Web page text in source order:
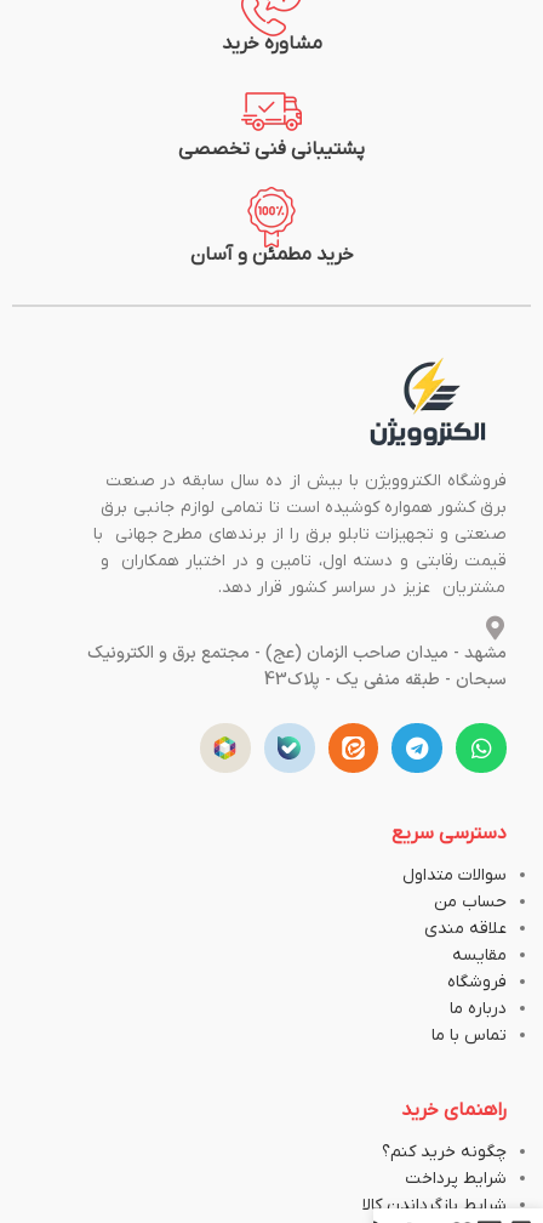
مشاوره خرید
پشتیبانی فنی تخصصی
خرید مطمئن و آسان
فروشگاه الکتروویژن با بیش از ده سال سابقه در صنعت
برق کشور همواره کوشیده است تا تمامی لوازم جانبی برق
صنعتی و تجهیزات تابلو برق را از برندهای مطرح جهانی با
قیمت رقابتی و دسته اول، تامین و در اختیار همکاران و
مشتریان عزیز در سراسر کشور قرار دهد.
مشهد - میدان صاحب الزمان (عج) - مجتمع برق و الکترونیک
سبحان - طبقه منفی یک - پلاک43
دسترسی سریع
سوالات متداول
حساب من
علاقه مندی
مقایسه
فروشگاه
درباره ما
تماس با ما
راهنمای خرید
چگونه خرید کنم؟
شرایط پرداخت
شرایط بازگرداندن کالا